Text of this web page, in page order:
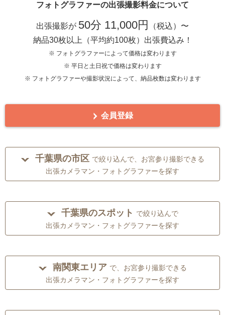
フォトグラファーの出張撮影料金について
出張撮影が 50分 11,000円
（税込）〜
納品30枚以上（平均約100枚）出張費込み！
※ フォトグラファーによって価格は変わります
※ 平日と土日祝で価格は変わります
※ フォトグラファーや撮影状況によって、納品枚数は変わります
会員登録
千葉県の市区 で絞り込んで、お宮参り撮影できる
出張カメラマン・フォトグラファーを探す
千葉県のスポット で絞り込んで
出張カメラマン・フォトグラファーを探す
南関東エリア で、お宮参り撮影できる
出張カメラマン・フォトグラファーを探す